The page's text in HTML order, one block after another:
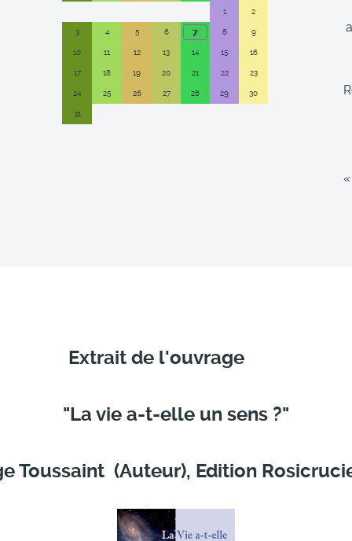
1 2
3 4 5 6 7 8 9
10 11 12 13 14 15 16
17 18 19 20 21 22 23
24 25 26 27 28 29 30
31
Extrait de l'ouvrage
"La vie a-t-elle un sens ?"
Toussaint (Auteur), Edition